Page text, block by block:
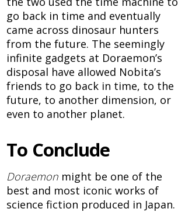
go back in time and eventually
came across dinosaur hunters
from the future. The seemingly
infinite gadgets at Doraemon’s
disposal have allowed Nobita’s
friends to go back in time, to the
future, to another dimension, or
even to another planet.
To Conclude
Doraemon might be one of the
best and most iconic works of
science fiction produced in Japan.